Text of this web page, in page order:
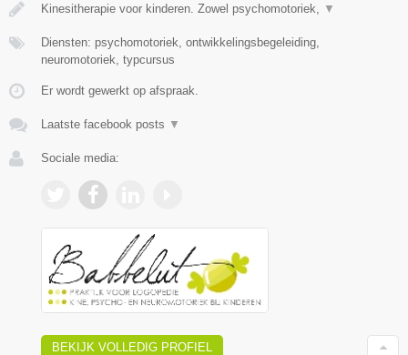
Kinesitherapie voor kinderen. Zowel psychomotoriek, ▼
Diensten: psychomotoriek, ontwikkelingsbegeleiding,
neuromotoriek, typcursus
Er wordt gewerkt op afspraak.
Laatste facebook posts ▼
Sociale media:
BEKIJK VOLLEDIG PROFIEL